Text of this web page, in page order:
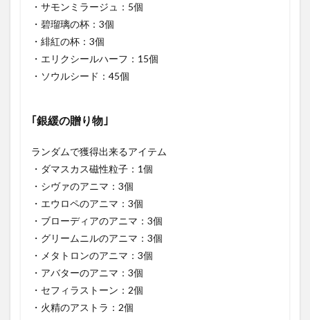
・サモンミラージュ：5個
・碧瑠璃の杯：3個
・緋紅の杯：3個
・エリクシールハーフ：15個
・ソウルシード：45個
｢銀緩の贈り物｣
ランダムで獲得出来るアイテム
・ダマスカス磁性粒子：1個
・シヴァのアニマ：3個
・エウロペのアニマ：3個
・ブローディアのアニマ：3個
・グリームニルのアニマ：3個
・メタトロンのアニマ：3個
・アバターのアニマ：3個
・セフィラストーン：2個
・火精のアストラ：2個